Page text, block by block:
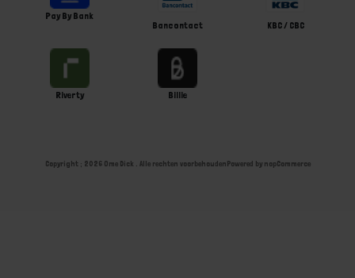
Pay By Bank
Bancontact
KBC / CBC
Riverty Billie
Copyright ; 2026 Ome Dick . Alle rechten voorbehoudenPowered by nopCommerce